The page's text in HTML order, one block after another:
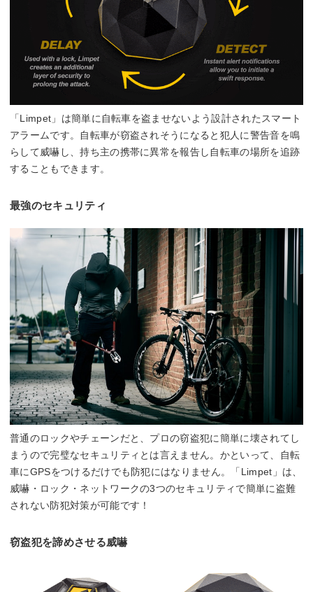
「Limpet」は簡単に自転車を盗ませないよう設計されたスマート
アラームです。自転車が窃盗されそうになると犯人に警告音を鳴
らして威嚇し、持ち主の携帯に異常を報告し自転車の場所を追跡
することもできます。
最強のセキュリティ
普通のロックやチェーンだと、プロの窃盗犯に簡単に壊されてし
まうので完璧なセキュリティとは言えません。かといって、自転
車にGPSをつけるだけでも防犯にはなりません。「Limpet」は、
威嚇・ロック・ネットワークの3つのセキュリティで簡単に盗難
されない防犯対策が可能です！
窃盗犯を諦めさせる威嚇